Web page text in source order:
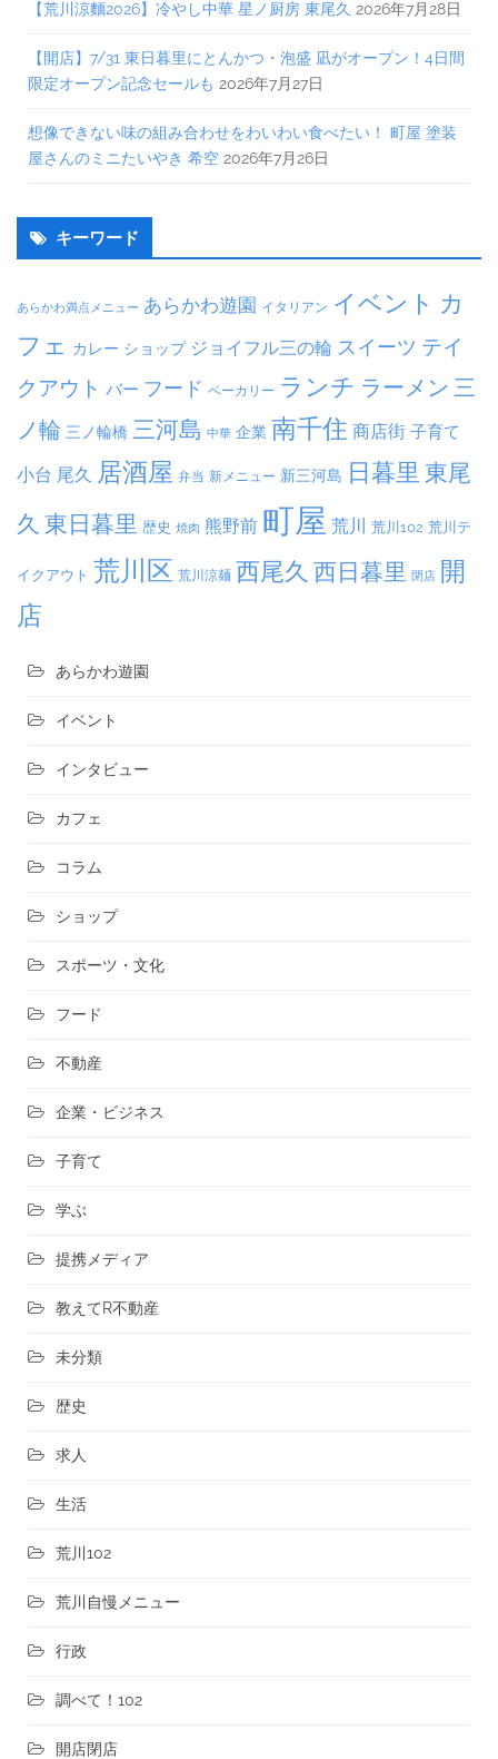
【荒川涼麵2026】冷やし中華 星ノ厨房 東尾久 2026年7月28日
【開店】7/31 東日暮里にとんかつ・泡盛 凪がオープン！4日間
限定オープン記念セールも 2026年7月27日
想像できない味の組み合わせをわいわい食べたい！ 町屋 塗装
屋さんのミニたいやき 希空 2026年7月26日
キーワード
あらかわ満点メニュー あらかわ遊園 イタリアン イベント カ
フェ カレー ショップ ジョイフル三の輪 スイーツ テイ
クアウト バー フード ベーカリー ランチ ラーメン 三
ノ輪 三ノ輪橋 三河島 中華 企業 南千住 商店街 子育て
小台 尾久 居酒屋 弁当 新メニュー 新三河島 日暮里 東尾
久 東日暮里 歴史 焼肉 熊野前 町屋 荒川 荒川102 荒川テ
イクアウト 荒川区 荒川涼麺 西尾久 西日暮里 閉店 開
店
あらかわ遊園
イベント
インタビュー
カフェ
コラム
ショップ
スポーツ・文化
フード
不動産
企業・ビジネス
子育て
学ぶ
提携メディア
教えてR不動産
未分類
歴史
求人
生活
荒川102
荒川自慢メニュー
行政
調べて！102
開店閉店